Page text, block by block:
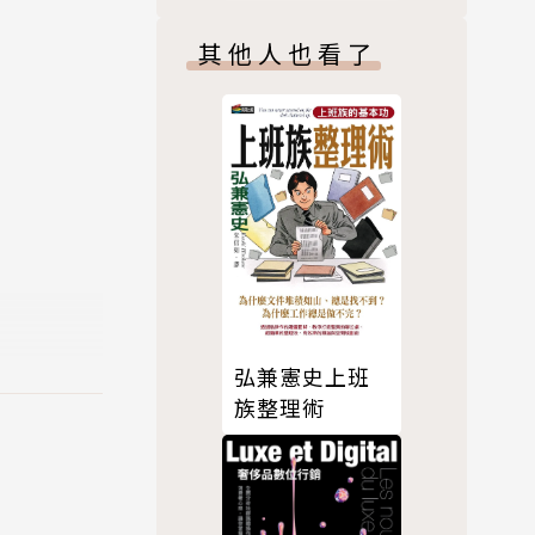
提出解決
、江北
其他人也看了
弘兼憲史上班
族整理術